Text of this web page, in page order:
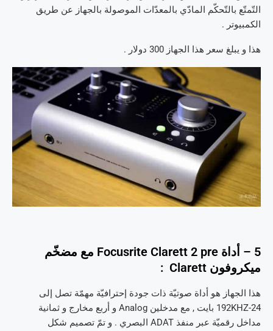
التّمتّع بالتّحكّم المادّي بالمعدّات الموصولة بالجهاز عن طريق
الكمبيوتر .
هذا و يبلغ سعر هذا الجهاز 300 دولار .
5 – أداة Focusrite Clarett 2 pre مع مضخّم
ميكروفون Clarett :
هذا الجهاز هو أداة صوتيّة ذات جودة إحترافيّة مهمّة تصل إلى
192KHZ-24 بايت , مع مدخلين Analog و أربع مخارج و ثمانية
مداخل رقميّة عبر منفذ ADAT البصري . و تمّ تصميم شكل